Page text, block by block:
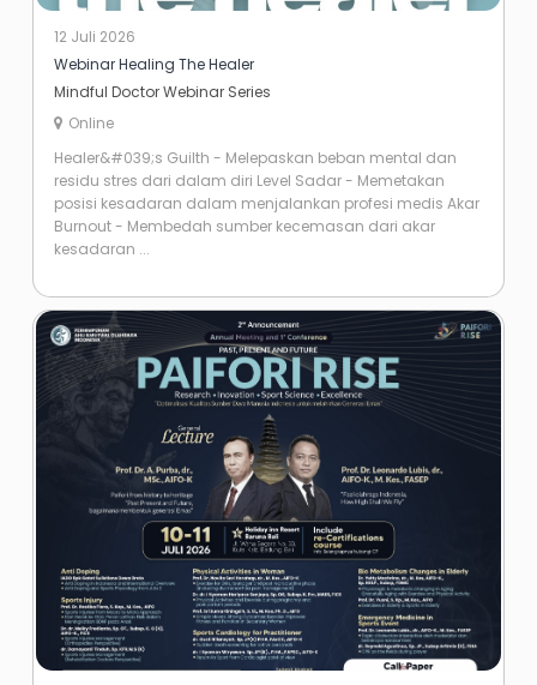
12 Juli 2026
Webinar Healing The Healer
Mindful Doctor Webinar Series
Online
Healer&#039;s Guilth - Melepaskan beban mental dan
residu stres dari dalam diri Level Sadar - Memetakan
posisi kesadaran dalam menjalankan profesi medis Akar
Burnout - Membedah sumber kecemasan dari akar
kesadaran ...